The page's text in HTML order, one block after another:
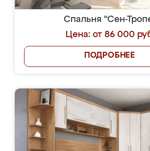
Спальня "Сен-
Цена: от 86 000
ПОДРОБНЕЕ